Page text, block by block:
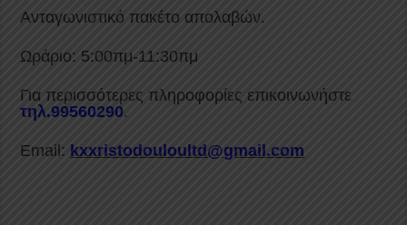
Ανταγωνιστικό πακέτο απολαβών.
Ωράριο: 5:00πμ-11:30πμ
Για περισσότερες πληροφορίες επικοινωνήστε
τηλ.99560290.
Email: kxxristodouloultd@gmail.com